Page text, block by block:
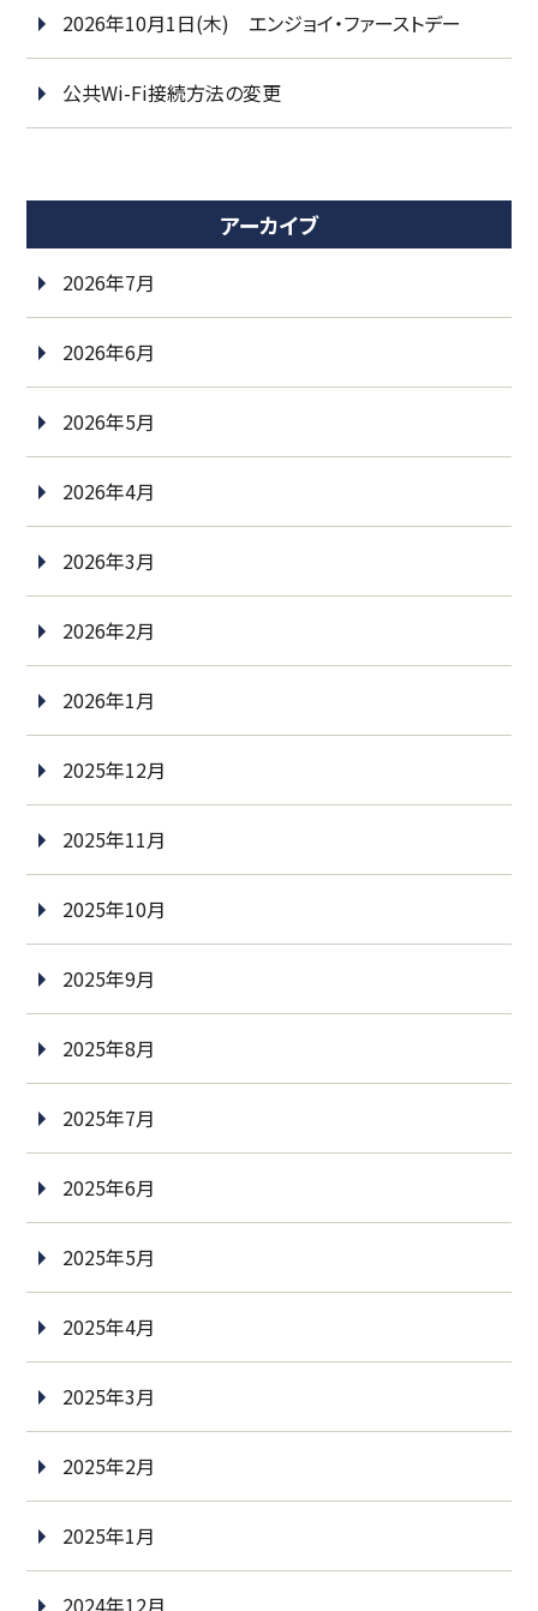
2026年10月1日(木) エンジョイ・ファーストデー
公共Wi-Fi接続方法の変更
アーカイブ
2026年7月
2026年6月
2026年5月
2026年4月
2026年3月
2026年2月
2026年1月
2025年12月
2025年11月
2025年10月
2025年9月
2025年8月
2025年7月
2025年6月
2025年5月
2025年4月
2025年3月
2025年2月
2025年1月
2024年12月